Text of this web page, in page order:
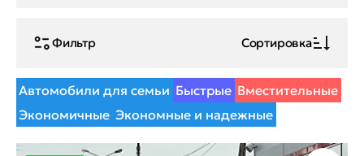
Фильтр Сортировка
Автомобили для семьи Быстрые Вместительные
Экономичные Экономные и надежные